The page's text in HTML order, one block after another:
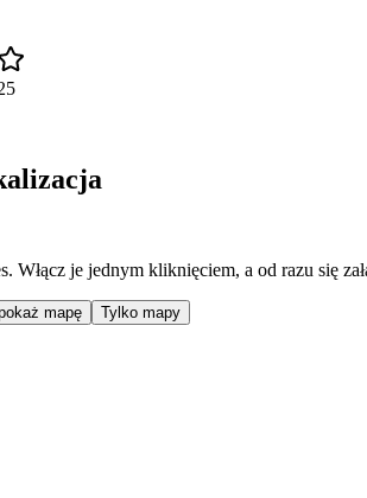
Włącz je jednym kliknięciem, a od razu się
mapę Tylko mapy